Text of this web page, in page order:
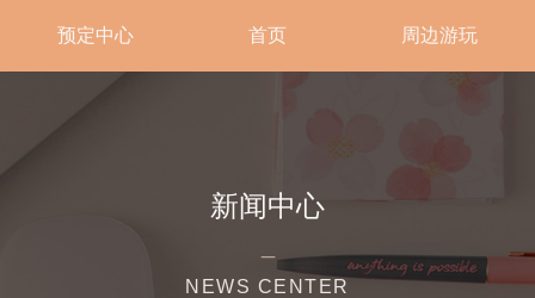
预定中心 首页 周边游玩
新闻中心
NEWS CENTER